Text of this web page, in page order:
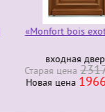
«Monfort bois
входная
Старая ценa
Новая ценa